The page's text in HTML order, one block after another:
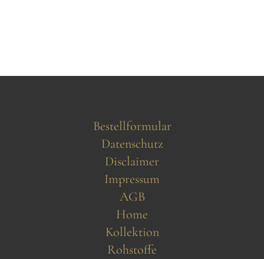
Bestellformular
Datenschutz
Disclaimer
Impressum
AGB
Home
Kollektion
Rohstoffe